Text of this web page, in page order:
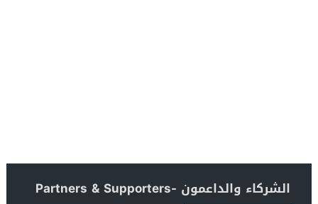
الشركاء والداعمون -Partners & Supporters